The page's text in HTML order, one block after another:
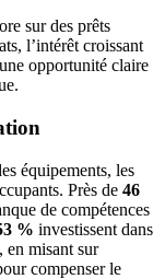
sur des prêts
l’intérêt croissant
opportunité claire
équipements, les
Près de 46
de compétences
% investissent dans
en misant sur
compenser le